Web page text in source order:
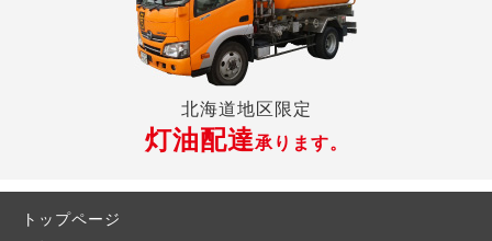
北海道地区限定
灯油配達承ります。
トップページ